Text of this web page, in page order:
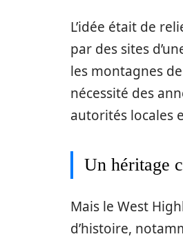
L’idée était de
par des sites
les montagnes de
nécessité des
autorités locales
Un héritage
Mais le West
d’histoire,